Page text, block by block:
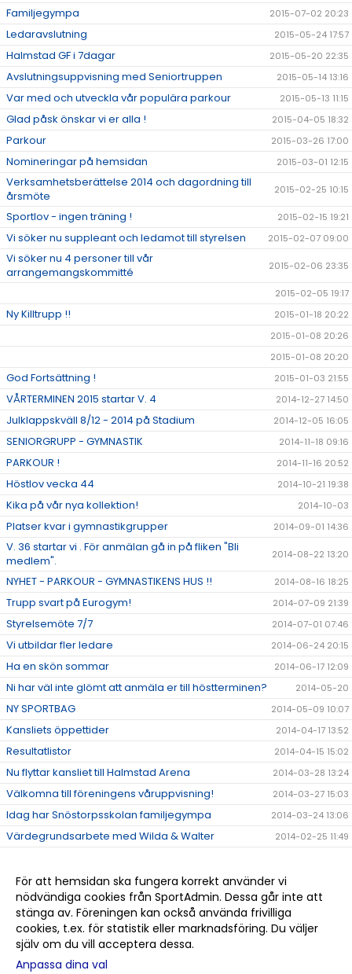
Familjegympa 2015-07-02 20:23
Ledaravslutning 2015-05-24 17:57
Halmstad GF i 7dagar 2015-05-20 22:35
Avslutningsuppvisning med Seniortruppen 2015-05-14 13:16
Var med och utveckla vår populära parkour 2015-05-13 11:15
Glad påsk önskar vi er alla ! 2015-04-05 18:32
Parkour 2015-03-26 17:00
Nomineringar på hemsidan 2015-03-01 12:15
Verksamhetsberättelse 2014 och dagordning till
årsmöte
2015-02-25 10:15
Sportlov - ingen träning ! 2015-02-15 19:21
Vi söker nu suppleant och ledamot till styrelsen 2015-02-07 09:00
Vi söker nu 4 personer till vår
arrangemangskommitté
2015-02-06 23:35
2015-02-05 19:17
Ny Killtrupp !!
2015-01-18 20:22
2015-01-08 20:26
2015-01-08 20:20
God Fortsättning ! 2015-01-03 21:55
VÅRTERMINEN 2015 startar V. 4 2014-12-27 14:50
Julklappskväll 8/12 - 2014 på Stadium 2014-12-05 16:05
SENIORGRUPP - GYMNASTIK 2014-11-18 09:16
PARKOUR ! 2014-11-16 20:52
Höstlov vecka 44 2014-10-21 19:38
Kika på vår nya kollektion! 2014-10-03
Platser kvar i gymnastikgrupper 2014-09-01 14:36
V. 36 startar vi . För anmälan gå in på fliken "Bli
medlem".
2014-08-22 13:20
NYHET - PARKOUR - GYMNASTIKENS HUS !! 2014-08-16 18:25
Trupp svart på Eurogym! 2014-07-09 21:39
Styrelsemöte 7/7 2014-07-01 07:46
Vi utbildar fler ledare 2014-06-24 20:15
Ha en skön sommar 2014-06-17 12:09
Ni har väl inte glömt att anmäla er till höstterminen? 2014-05-20
NY SPORTBAG 2014-05-09 10:07
Kansliets öppettider 2014-04-17 13:52
Resultatlistor 2014-04-15 15:02
Nu flyttar kansliet till Halmstad Arena 2014-03-28 13:24
Välkomna till föreningens våruppvisning! 2014-03-27 15:03
Idag har Snöstorpsskolan familjegympa 2014-03-24 13:06
Värdegrundsarbete med Wilda & Walter 2014-02-25 11:49
Tack till alla ledare! 2013-12-12 13:36
Ge bort något fint i julklapp 2013-12-12 13:35
Välkomna att titta på tävling! 2013-12-12 13:34
För att hemsidan ska fungera korrekt använder vi
nödvändiga cookies från SportAdmin. Dessa går inte att
stänga av. Föreningen kan också använda frivilliga
cookies, t.ex. för statistik eller marknadsföring. Du väljer
själv om du vill acceptera dessa.
Anpassa dina val